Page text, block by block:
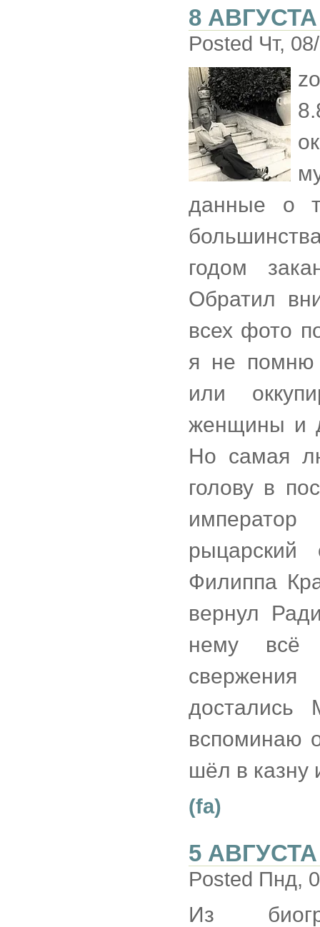
8 АВГУСТА
Posted Чт,
данные о
годом
Обратил
всех фото
я не помню
или
женщины и
Но самая
голову в
Филиппа
вернул
нему всё
достались
вспоминаю
шёл в казну
(fa)
5 АВГУСТА
Posted Пнд,
Из